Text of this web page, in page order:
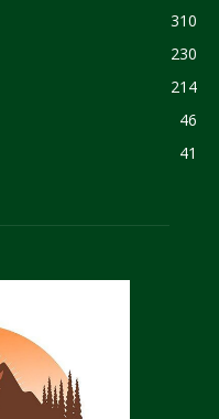
310
230
214
46
41